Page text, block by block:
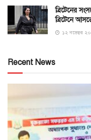
ব্রিটেনের
ব্রিটেনে
১২ নভেম্বর
Recent News